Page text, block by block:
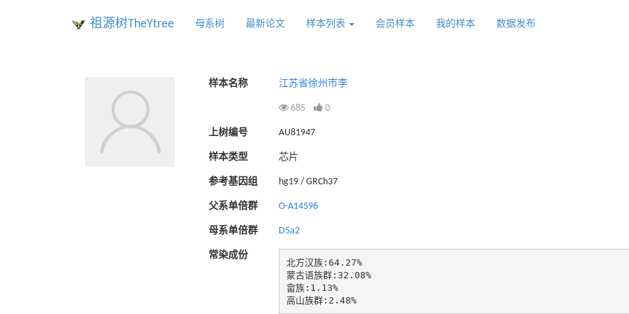
祖源树TheYtree 母系树 最新论文 样本列表 会员样本 我的样本 数据发布
样本名称 江苏省徐州市李
685 0
上树编号 AU81947
样本类型 芯片
参考基因组 hg19 / GRCh37
父系单倍群 O-A14596
母系单倍群 D5a2
常染成份
北方汉族:64.27%
蒙古语族群:32.08%
畲族:1.13%
高山族群:2.48%